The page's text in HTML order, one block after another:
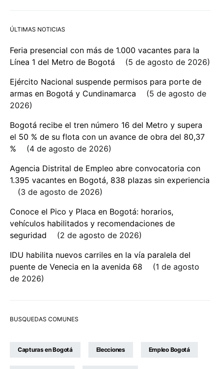
ÚLTIMAS NOTICIAS
Feria presencial con más de 1.000 vacantes para la
Línea 1 del Metro de Bogotá
5 de agosto de 2026
Ejército Nacional suspende permisos para porte de
armas en Bogotá y Cundinamarca
5 de agosto de
2026
Bogotá recibe el tren número 16 del Metro y supera
el 50 % de su flota con un avance de obra del 80,37
%
4 de agosto de 2026
Agencia Distrital de Empleo abre convocatoria con
1.395 vacantes en Bogotá, 838 plazas sin experiencia
3 de agosto de 2026
Conoce el Pico y Placa en Bogotá: horarios,
vehículos habilitados y recomendaciones de
seguridad
2 de agosto de 2026
IDU habilita nuevos carriles en la vía paralela del
puente de Venecia en la avenida 68
1 de agosto
de 2026
BUSQUEDAS COMUNES
Capturas en Bogotá Elecciones Empleo Bogotá